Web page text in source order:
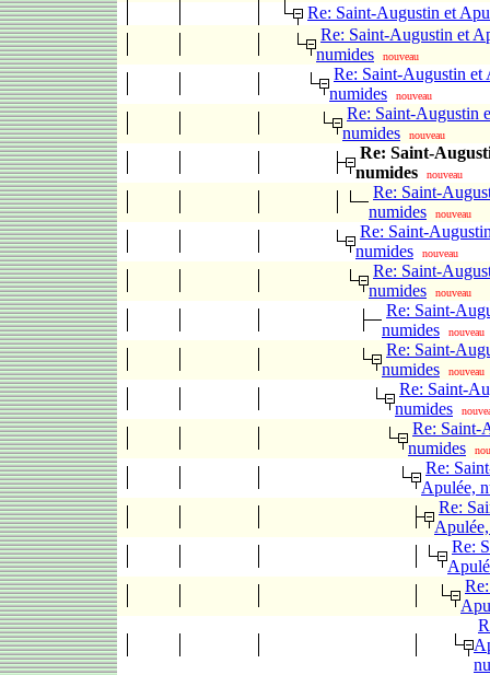
Re: Saint-Augustin et
Re: Saint-Augustin et
numides
nouveau
Re: Saint-Augustin et
numides
nouveau
Re: Saint-Augustin
numides
nouveau
Re: Saint-
numides
nouveau
Re: Saint-
numides
nouveau
Re: Saint-
numides
nouveau
Re: Saint-
numides
nouveau
Re: Saint-
numides
nouveau
Re: Saint-
numides
nouveau
Re: Saint-
numides
Re: Saint-
numides
Re:
Apulée,
Re:
Re: